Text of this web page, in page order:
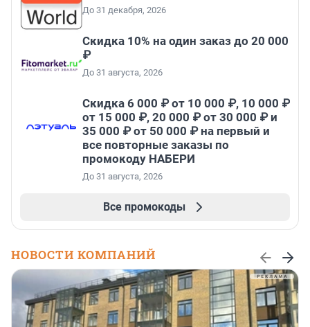
До 31 декабря, 2026
Скидка 10% на один заказ до 20 000
₽
До 31 августа, 2026
Скидка 6 000 ₽ от 10 000 ₽, 10 000 ₽
от 15 000 ₽, 20 000 ₽ от 30 000 ₽ и
35 000 ₽ от 50 000 ₽ на первый и
все повторные заказы по
промокоду НАБЕРИ
До 31 августа, 2026
Все промокоды
НОВОСТИ КОМПАНИЙ